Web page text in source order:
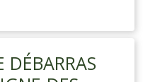
DÉBARRAS